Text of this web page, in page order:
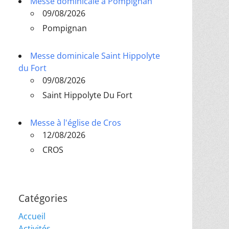
09/08/2026
Pompignan
Messe dominicale Saint Hippolyte
du Fort
09/08/2026
Saint Hippolyte Du Fort
Messe à l'église de Cros
12/08/2026
CROS
Catégories
Accueil